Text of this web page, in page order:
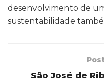
desenvolvimento de
sustentabilidade
São José de